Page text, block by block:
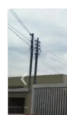
<<<
‹Previous